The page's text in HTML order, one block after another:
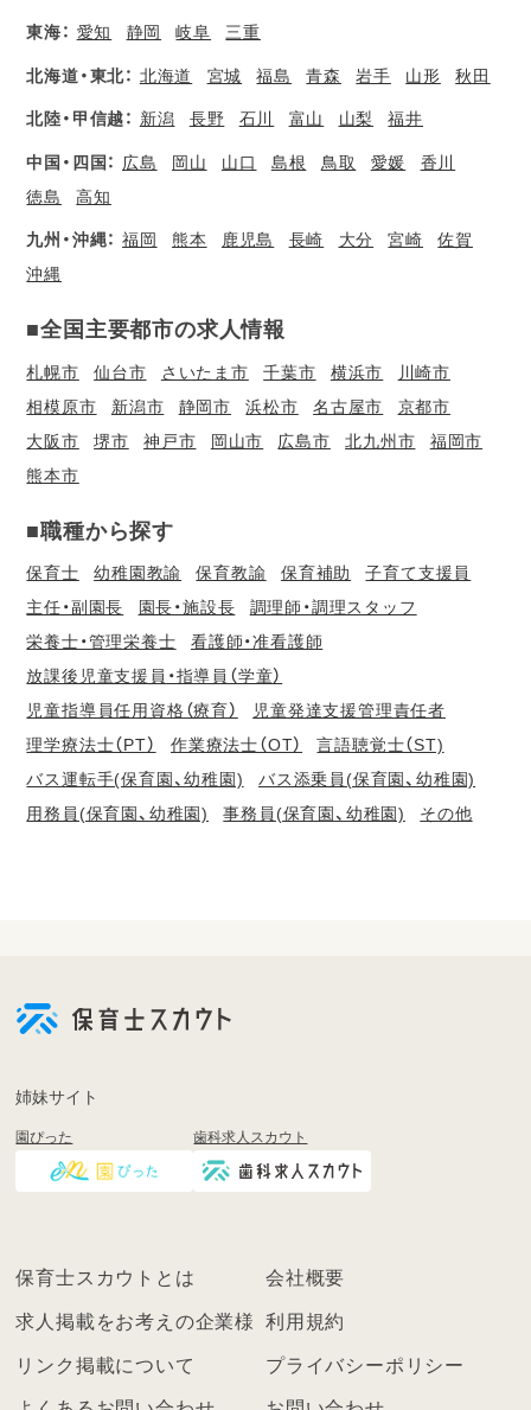
東海： 愛知 静岡 岐阜 三重
北海道・東北： 北海道 宮城 福島 青森 岩手 山形 秋田
北陸・甲信越： 新潟 長野 石川 富山 山梨 福井
中国・四国： 広島 岡山 山口 島根 鳥取 愛媛
香川
徳島
高知
九州・沖縄： 福岡 熊本 鹿児島 長崎 大分 宮崎
佐賀
沖縄
■全国主要都市の求人情報
札幌市 仙台市 さいたま市 千葉市 横浜市
川崎市
相模原市
新潟市 静岡市 浜松市 名古屋市
京都市
大阪市
堺市 神戸市 岡山市 広島市 北九州市
福岡市
熊本市
■職種から探す
保育士 幼稚園教諭 保育教諭 保育補助
子育て支援員
主任・副園長
園長・施設長
調理師・調理スタッフ
栄養士・管理栄養士
看護師・准看護師
放課後児童支援員・指導員（学童）
児童指導員任用資格（療育）
児童発達支援管理責任者
理学療法士（PT）
作業療法士（OT）
言語聴覚士（ST)
バス運転手(保育園、幼稚園)
バス添乗員(保育園、幼稚園)
用務員(保育園、幼稚園)
事務員(保育園、幼稚園) その他
登
く
ン
姉妹サイト
園ぴった 歯科求人スカウト
保育士スカウトとは 会社概要
求人掲載をお考えの企業様 利用規約
リンク掲載について プライバシーポリシー